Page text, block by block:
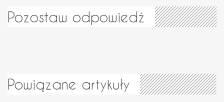
Pozostaw odpowiedź
Powiązane artykuły